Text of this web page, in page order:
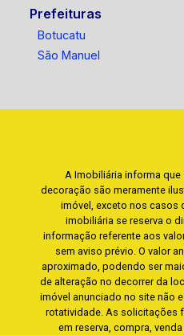
Prefeituras
Botucatu
São Manuel
A Imobiliária informa
decoração são meramente
imóvel, exceto nos casos
imobiliária se reserva o
informação referente aos
sem aviso prévio. O valor
aproximado, podendo ser
de alteração no decorrer da
imóvel anunciado no site não
rotatividade. As solicitações
em reserva, compra,